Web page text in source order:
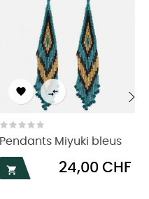
 
Pendants Miyuki bleus

Prix
24,00 CHF